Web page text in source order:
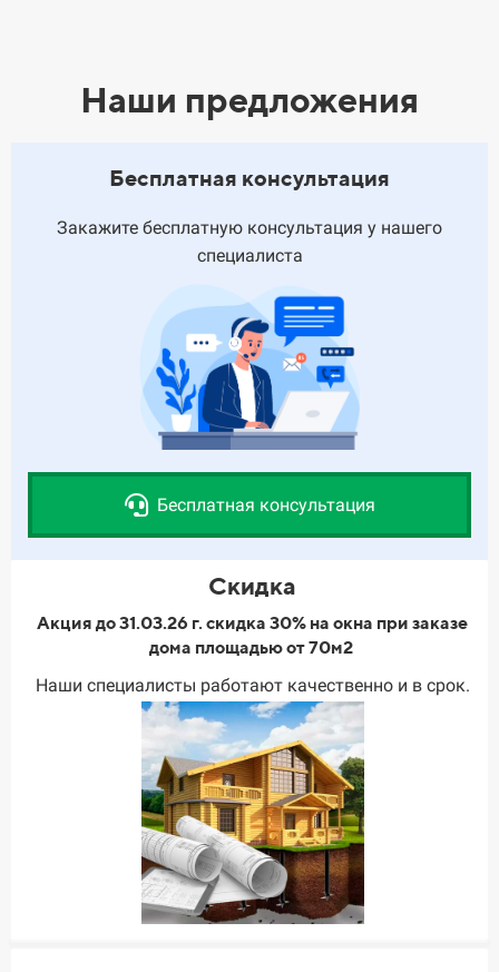
Наши предложения
Бесплатная консультация
Закажите бесплатную консультация у нашего
специалиста
Бесплатная консультация
Скидка
Акция до 31.03.26 г. скидка 30% на окна при заказе
дома площадью от 70м2
Наши специалисты работают качественно и в срок.